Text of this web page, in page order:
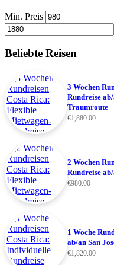
Min. Preis
Beliebte Reisen
3 Wochen
Rundreise
Traumroute
€1,880.00
2 Wochen
Rundreise
€980.00
1 Woche
ab/an San
€1,820.00